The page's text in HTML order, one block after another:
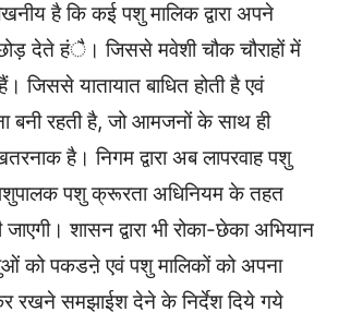
है कि कई पशु मालिक द्वारा अपने
देते हंै। जिससे मवेशी चौक चौराहों में
जिससे यातायात बाधित होती है एवं
बनी रहती है, जो आमजनों के साथ ही
है। निगम द्वारा अब लापरवाह पशु
पशु क्रूरता अधिनियम के तहत
जाएगी। शासन द्वारा भी रोका-छेका अभियान
को पकडऩे एवं पशु मालिकों को अपना
रखने समझाईश देने के निर्देश दिये गये